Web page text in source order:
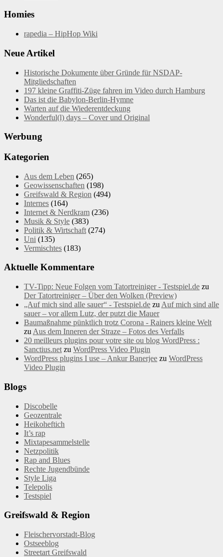
Homies
rapedia – HipHop Wiki
Neue Artikel
Historische Dokumente über Gründe für NSDAP-
Mitgliedschaften
197 kleine Graffiti-Züge fahren im Video durch Hamburg
Das ist die Babylon-Berlin-Hymne
Warten auf die Wiederentdeckung
Wonderful(l) days – Cover und Original
Werbung
Kategorien
Aus dem Leben (265)
Geowissenschaften (198)
Greifswald & Region (494)
Internes (164)
Internet & Nerdkram (236)
Musik & Style (383)
Politik & Wirtschaft (274)
Uni (135)
Vermischtes (183)
Aktuelle Kommentare
TV-Tipp: Neue Folgen vom Tatortreiniger - Testspiel.de zu
Der Tatortreiniger – Über den Wolken (Preview)
„Auf mich sind alle sauer“ - Testspiel.de zu Auf mich sind alle
sauer – vor allem Lutz, der putzt die Mauer
Baumaßnahme pünktlich trotz Corona - Rainers kleine Welt
zu Aus dem Inneren der Straze – Fotos des Verfalls
20 meilleurs plugins pour votre site ou blog WordPress :
Sanctius.net zu WordPress Video Plugin
WordPress plugins I use – Ankur Banerjee zu WordPress
Video Plugin
Blogs
Discobelle
Geozentrale
Heikoheftich
It’s rap
Mixtapesammelstelle
Netzpolitik
Rap and Blues
Rechte Jugendbünde
Style Liga
Telepolis
Testspiel
Greifswald & Region
Fleischervorstadt-Blog
Ostseeblog
Streetart Greifswald